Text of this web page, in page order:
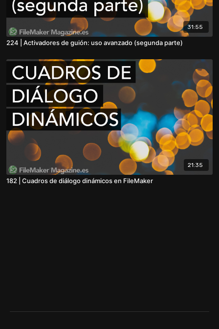
31:55
224 | Activadores de guión: uso avanzado (segunda parte)
21:35
182 | Cuadros de diálogo dinámicos en FileMaker